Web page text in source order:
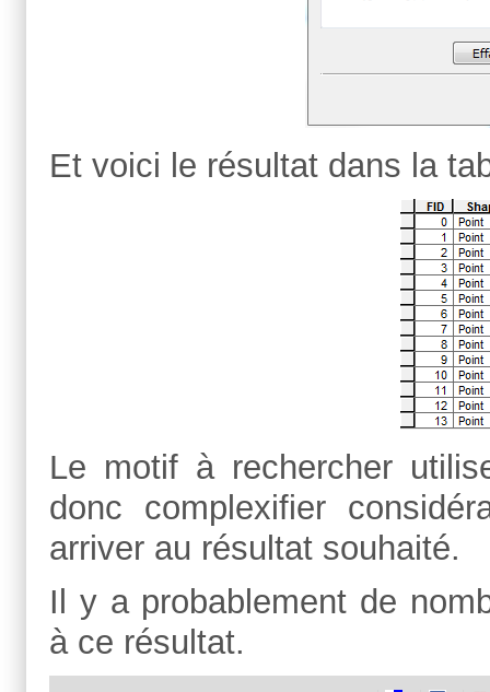
Et voici le résultat dans la
Le motif à rechercher
donc complexifier
arriver au résultat souhaité.
Il y a probablement de
à ce résultat.